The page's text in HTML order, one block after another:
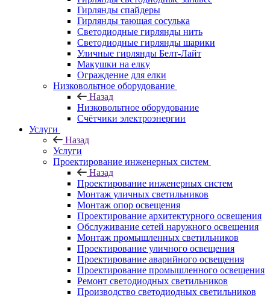
Гирлянды спайдеры
Гирлянды тающая сосулька
Светодиодные гирлянды нить
Светодиодные гирлянды шарики
Уличные гирлянды Белт-Лайт
Макушки на елку
Ограждение для елки
Низковольтное оборудование
Назад
Низковольтное оборудование
Счётчики электроэнергии
Услуги
Назад
Услуги
Проектирование инженерных систем
Назад
Проектирование инженерных систем
Монтаж уличных светильников
Монтаж опор освещения
Проектирование архитектурного освещения
Обслуживание сетей наружного освещения
Монтаж промышленных светильников
Проектирование уличного освещения
Проектирование аварийного освещения
Проектирование промышленного освещения
Ремонт светодиодных светильников
Производство светодиодных светильников